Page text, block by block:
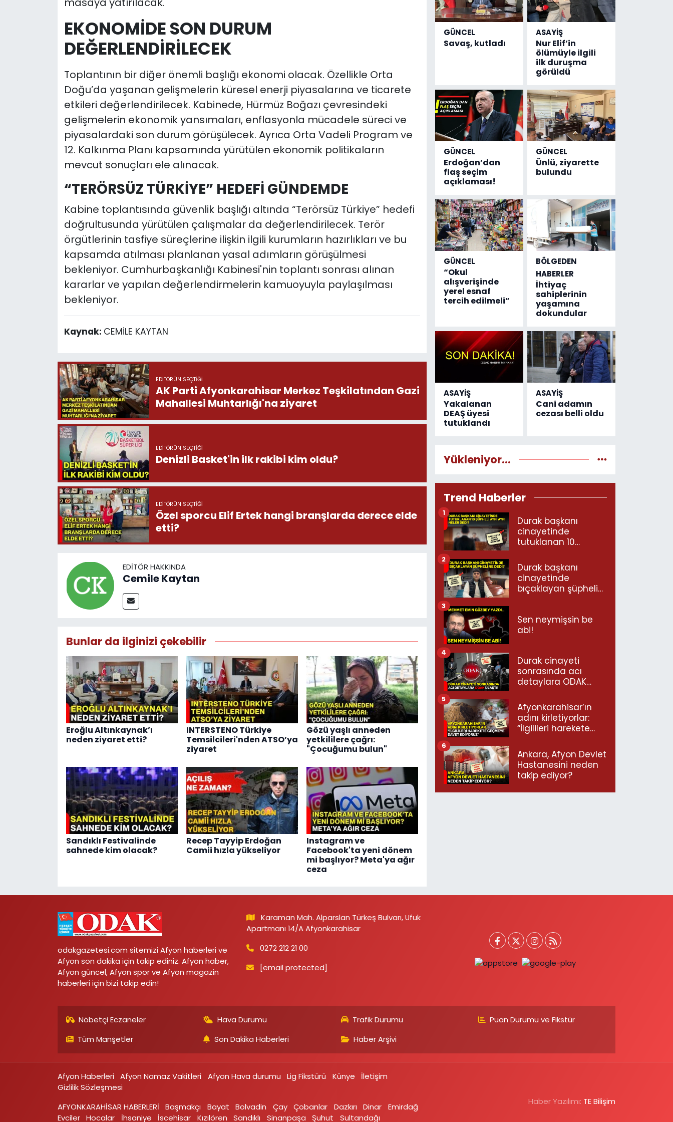
EKONOMİDE SON DURUM
DEĞERLENDİRİLECEK
Toplantının bir diğer önemli başlığı ekonomi olacak. Özellikle Orta
Doğu’da yaşanan gelişmelerin küresel enerji piyasalarına ve ticarete
etkileri değerlendirilecek. Kabinede, Hürmüz Boğazı çevresindeki
gelişmelerin ekonomik yansımaları, enflasyonla mücadele süreci ve
piyasalardaki son durum görüşülecek. Ayrıca Orta Vadeli Program ve
12. Kalkınma Planı kapsamında yürütülen ekonomik politikaların
mevcut sonuçları ele alınacak.
“TERÖRSÜZ TÜRKİYE” HEDEFİ GÜNDEMDE
Kabine toplantısında güvenlik başlığı altında “Terörsüz Türkiye” hedefi
doğrultusunda yürütülen çalışmalar da değerlendirilecek. Terör
örgütlerinin tasfiye süreçlerine ilişkin ilgili kurumların hazırlıkları ve bu
kapsamda atılması planlanan yasal adımların görüşülmesi
bekleniyor. Cumhurbaşkanlığı Kabinesi'nin toplantı sonrası alınan
kararlar ve yapılan değerlendirmelerin kamuoyuyla paylaşılması
bekleniyor.
Kaynak: CEMİLE KAYTAN
EDITÖRÜN SEÇTIĞI
AK Parti Afyonkarahisar Merkez Teşkilatından Gazi
Mahallesi Muhtarlığı'na ziyaret
EDITÖRÜN SEÇTIĞI
Denizli Basket'in ilk rakibi kim oldu?
EDITÖRÜN SEÇTIĞI
Özel sporcu Elif Ertek hangi branşlarda derece elde
etti?
EDITÖR HAKKINDA
Cemile Kaytan
Bunlar da ilginizi çekebilir
Eroğlu Altınkaynak’ı
neden ziyaret etti?
INTERSTENO Türkiye
Temsilcileri'nden ATSO’ya
ziyaret
Gözü yaşlı anneden
yetkililere çağrı:
"Çocuğumu bulun"
Sandıklı Festivalinde
sahnede kim olacak?
Recep Tayyip Erdoğan
Camii hızla yükseliyor
Instagram ve
Facebook'ta yeni dönem
mi başlıyor? Meta'ya ağır
ceza
GÜNCEL
Savaş, kutladı
ASAYİŞ
Nur Elif’in
ölümüyle ilgili
ilk duruşma
görüldü
GÜNCEL
Erdoğan’dan
flaş seçim
açıklaması!
GÜNCEL
Ünlü, ziyarette
bulundu
GÜNCEL
“Okul
alışverişinde
yerel esnaf
tercih edilmeli”
BÖLGEDEN
HABERLER
İhtiyaç
sahiplerinin
yaşamına
dokundular
ASAYİŞ
Yakalanan
DEAŞ üyesi
tutuklandı
ASAYİŞ
Cani adamın
cezası belli oldu
Yükleniyor...
Trend Haberler
Durak başkanı
cinayetinde
tutuklanan 10
neler dedi?
1
Durak başkanı
cinayetinde
bıçaklayan şüpheli
2
Sen neymişsin be
abi!
3
Durak cinayeti
sonrasında acı
detaylara ODAK
4
Afyonkarahisar’ın
adını kirletiyorlar:
“İlgilileri harekete
ediyoruz”
5
Ankara, Afyon Devlet
Hastanesini neden
takip ediyor?
6
odakgazetesi.com sitemizi Afyon haberleri ve
Afyon son dakika için takip ediniz. Afyon haber,
Afyon güncel, Afyon spor ve Afyon magazin
haberleri için bizi takip edin!
Karaman Mah. Alparslan Türkeş Bulvarı, Ufuk
Apartmanı 14/A Afyonkarahisar
0272 212 21 00
[email protected]
Nöbetçi Eczaneler Hava Durumu Trafik Durumu
Puan Durumu ve Fikstür
Tüm Manşetler
Son Dakika Haberleri Haber Arşivi
Afyon Haberleri Afyon Namaz Vakitleri Afyon Hava durumu Lig Fikstürü Künye
İletişim
Gizlilik Sözleşmesi
AFYONKARAHİSAR HABERLERİ
Başmakçı Bayat Bolvadin Çay Çobanlar Dazkırı Dinar
Emirdağ‎
Evciler‎ Hocalar İhsaniye‎ İscehisar Kızılören‎ Sandıklı‎ Sinanpaşa Şuhut Sultandağı
Haber Yazılımı: TE Bilişim